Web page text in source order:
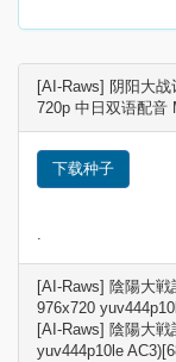
[AI-Raws] 阴阳大
720p 中日双语配音
下载种子
.
[AI-Raws] 陰陽大
976x720
[AI-Raws] 陰陽大
yuv444p10le